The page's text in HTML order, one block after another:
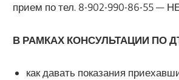
прием по тел. 8-902-990-86-55 —
В РАМКАХ КОНСУЛЬТАЦИИ ПО
как давать показания